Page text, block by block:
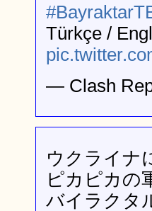
Türkçe /
— Clash
ウクライナ
ピカピカの
バイラクタ